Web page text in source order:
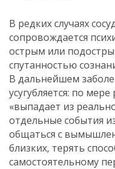
В редких случаях
сопровождается
острым или
спутанностью
В дальнейшем
усугубляется: по
«выпадает из
отдельные события
общаться с
близких, терять
самостоятельному